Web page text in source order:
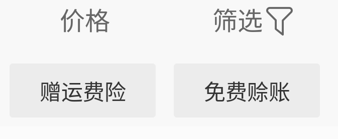
价格 筛选
赠运费险 免费赊账